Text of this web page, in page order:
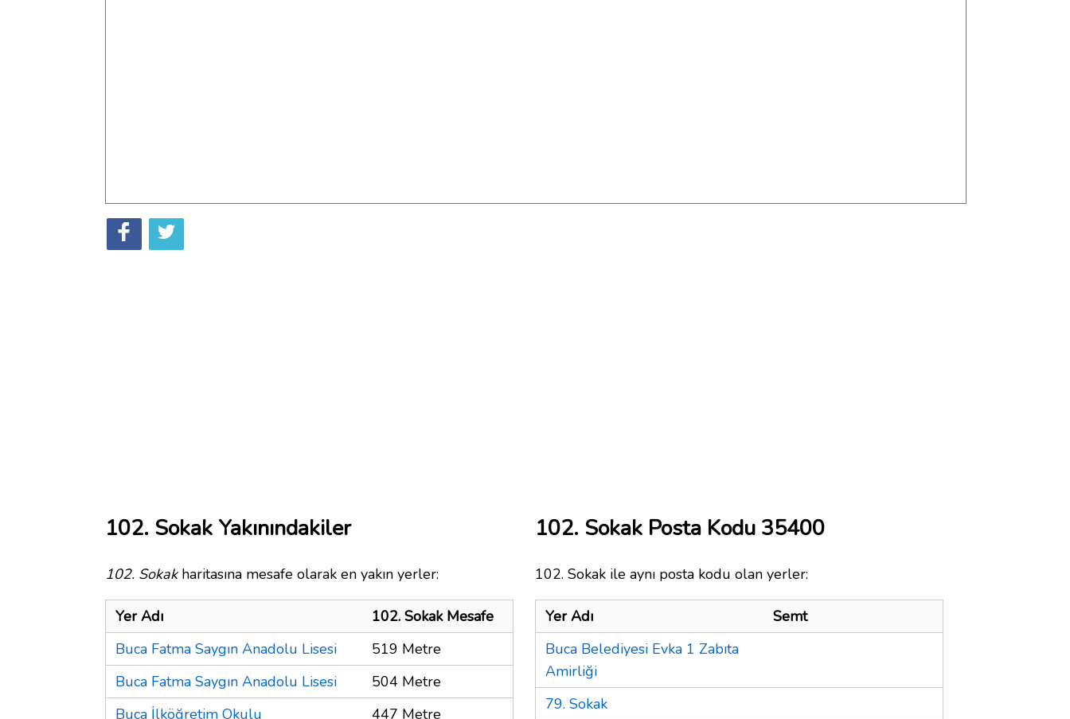
102. Sokak Yakınındakiler
102. Sokakharitasına mesafe olarak en yakın yerler:
Yer Adı
102. Sokak Mesafe
Buca Fatma Saygın Anadolu Lisesi
519 Metre
Buca Fatma Saygın Anadolu Lisesi
504 Metre
Buca İlköğretim Okulu
447 Metre
102. Sokak Posta Kodu 35400
102. Sokak ile aynı posta kodu olan yerler:
Yer Adı
Semt
Buca Belediyesi Evka 1 Zabıta
Amirliği
79. Sokak